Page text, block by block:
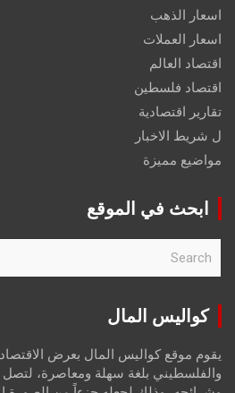
اسعار الذهب
اسعار العملات
اقتصاد العالم
اقتصاد فلسطين
تقارير اقتصادية
ل شريط الاخبار
مواضيع مميزة
ابحث في الموقع
r
كواليس المال
يقوم موقع كواليس المال بعرض
والفلسطيني بلغة سهلة ومعاصرة، لتصل